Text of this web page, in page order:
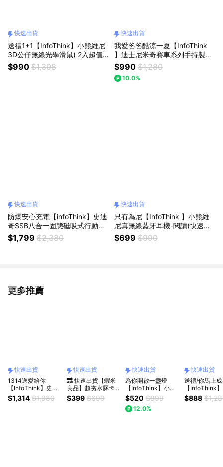
快速出貨
送禮1+1【InfoThink】小熊維尼
3D公仔無線光學滑鼠( 2入超值
組，好友分享包)快速出貨
$990 $1,398
快速出貨
我愛爸爸酷涼一夏【InfoThink
】迪士尼米奇賽車系列手持製冷
風扇(BSMI/wh可上飛機)快速出
貨
$990 $1,280
10.0%
快速出貨
防爆安心充電【infoThink】史迪
奇SSB八合一固態磁吸式行動電
源(快速出貨)
$1,799 $2,380
快速出貨
只有為尼【InfoThink 】小熊維
尼真無線藍牙耳機-閱讀(快速出
貨)
$699 $990
更多推薦
看更多
快速出貨
1314送愛給你
【InfoThink】史努
比真心造型拍拍燈
+史努比飛行手持製
$1,314 $1,980
快速出貨
🔜 快速出貨【蝦米
良品】超夯水豚卡皮
巴拉夜燈 水瓶座/射
手座 禮物 小台燈 拍
$399 $699
快速出貨
為你開啟一盞燈
【InfoThink】小熊
維尼公仔造型街燈
(閱讀)(快速出貨)
$520 $899
12.0%
快速出貨
送禮/你馬上
【InfoThink
比牛仔拍拍燈
出貨)
$888